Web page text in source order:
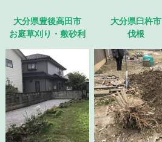
大分県豊後高田市
お庭草刈り・敷砂利
大分県臼杵市
伐根